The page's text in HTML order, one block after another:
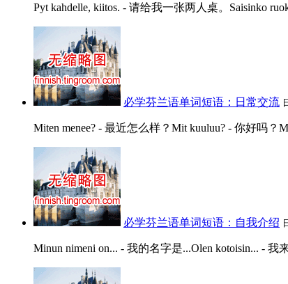
Pyt kahdelle, kiitos. - 请给我一张两人桌。Saisinko
必学芬兰语单词短语：日常交流
Miten menee? - 最近怎么样？Mit kuuluu? - 你好吗？
必学芬兰语单词短语：自我介绍
Minun nimeni on... - 我的名字是...Olen kotoisin... - 我